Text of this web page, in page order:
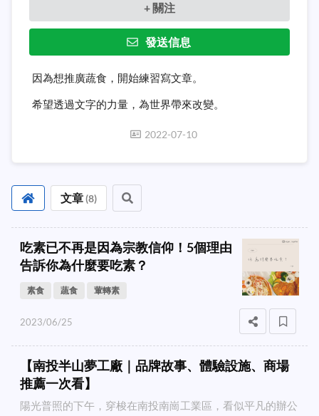
+ 關注
發送信息
因為想推廣蔬食，開始練習寫文章。
希望透過文字的力量，為世界帶來改變。
2022-07-10
文章(8)
吃素已不再是因為宗教信仰！5個理由
告訴你為什麼要吃素？
素食 蔬食 葷轉素
2023/06/25
【南投半山夢工廠｜品牌故事、體驗設施、商場
推薦一次看】
陽光普照的下午，穿梭在南投南崗工業區，看似平凡的辦公